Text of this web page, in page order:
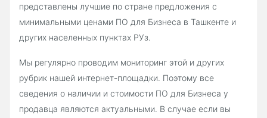
представлены лучшие по стране предложения с
минимальными ценами ПО для Бизнеса в Ташкенте и
других населенных пунктах РУз.
Мы регулярно проводим мониторинг этой и других
рубрик нашей интернет-площадки. Поэтому все
сведения о наличии и стоимости ПО для Бизнеса у
продавца являются актуальными. В случае если вы